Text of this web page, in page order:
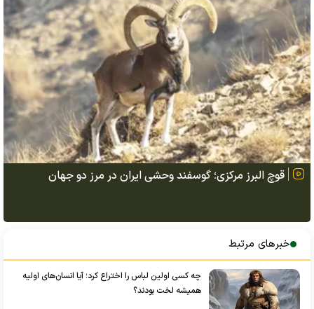
قوچ البرز مرکزی؛ گوسفند وحشی ایران در مرز دو جهان
خبرهای مرتبط
چه کسی اولین لباس را اختراع کرد؛ آیا انسان‌های اولیه
همیشه لخت بودند؟